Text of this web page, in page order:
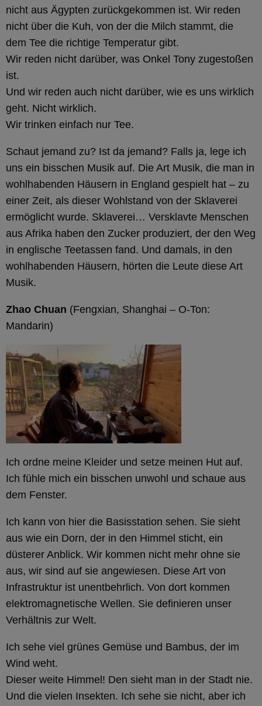
nicht aus Ägypten zurückgekommen ist. Wir reden
nicht über die Kuh, von der die Milch stammt, die
dem Tee die richtige Temperatur gibt.
Wir reden nicht darüber, was Onkel Tony zugestoßen
ist.
Und wir reden auch nicht darüber, wie es uns wirklich
geht. Nicht wirklich.
Wir trinken einfach nur Tee.
Schaut jemand zu? Ist da jemand? Falls ja, lege ich
uns ein bisschen Musik auf. Die Art Musik, die man in
wohlhabenden Häusern in England gespielt hat – zu
einer Zeit, als dieser Wohlstand von der Sklaverei
ermöglicht wurde. Sklaverei… Versklavte Menschen
aus Afrika haben den Zucker produziert, der den Weg
in englische Teetassen fand. Und damals, in den
wohlhabenden Häusern, hörten die Leute diese Art
Musik.
Zhao Chuan (Fengxian, Shanghai – O-Ton:
Mandarin)
Ich ordne meine Kleider und setze meinen Hut auf.
Ich fühle mich ein bisschen unwohl und schaue aus
dem Fenster.
Ich kann von hier die Basisstation sehen. Sie sieht
aus wie ein Dorn, der in den Himmel sticht, ein
düsterer Anblick. Wir kommen nicht mehr ohne sie
aus, wir sind auf sie angewiesen. Diese Art von
Infrastruktur ist unentbehrlich. Von dort kommen
elektromagnetische Wellen. Sie definieren unser
Verhältnis zur Welt.
Ich sehe viel grünes Gemüse und Bambus, der im
Wind weht.
Dieser weite Himmel! Den sieht man in der Stadt nie.
Und die vielen Insekten. Ich sehe sie nicht, aber ich